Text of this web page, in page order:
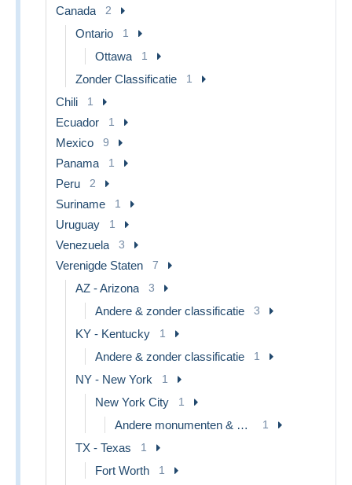
Canada 2
Ontario 1
Ottawa 1
Zonder Classificatie 1
Chili 1
Ecuador 1
Mexico 9
Panama 1
Peru 2
Suriname 1
Uruguay 1
Venezuela 3
Verenigde Staten 7
AZ - Arizona 3
Andere & zonder classificatie 3
KY - Kentucky 1
Andere & zonder classificatie 1
NY - New York 1
New York City 1
Andere monumenten & gebouwen 1
TX - Texas 1
Fort Worth 1